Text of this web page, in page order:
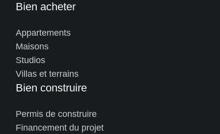
Bien acheter
Appartements
Maisons
Studios
Villas et terrains
Bien construire
Permis de construire
Financement du projet